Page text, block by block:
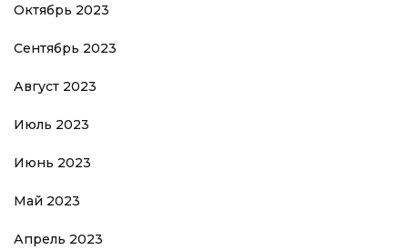
Октябрь 2023
Сентябрь 2023
Август 2023
Июль 2023
Июнь 2023
Май 2023
Апрель 2023